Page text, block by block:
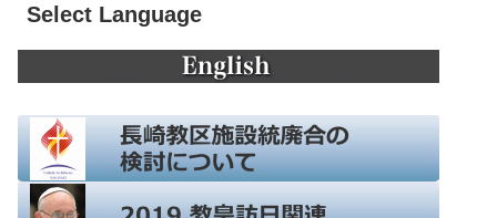
Select Language